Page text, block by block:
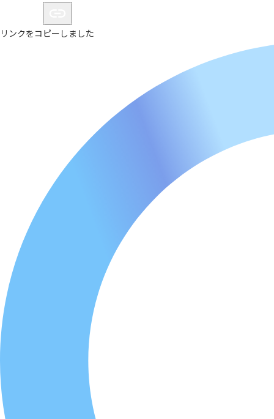
リンクをコピーしました